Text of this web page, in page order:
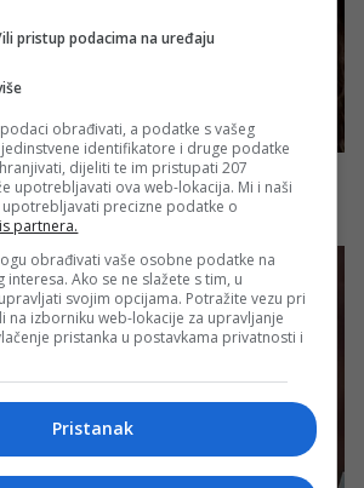
pristup podacima na uređaju
obrađivati, a podatke s vašeg
identifikatore i druge podatke
dijeliti te im pristupati 207
upotrebljavati ova web-lokacija. Mi i naši
precizne podatke o
partnera.
obrađivati vaše osobne podatke na
Ako se ne slažete s tim, u
svojim opcijama. Potražite vezu pri
na izborniku web-lokacije za upravljanje
pristanka u postavkama privatnosti i
Pristanak